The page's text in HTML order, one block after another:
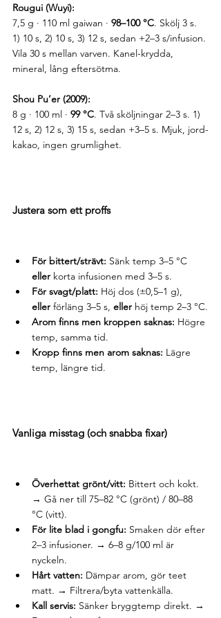
Rougui (Wuyi):
7,5 g · 110 ml gaiwan · 98–100 °C. Skölj 3 s.
1) 10 s, 2) 10 s, 3) 12 s, sedan +2–3 s/infusion.
Vila 30 s mellan varven. Kanel-krydda,
mineral, lång eftersötma.
Shou Pu’er (2009):
8 g · 100 ml · 99 °C. Två sköljningar 2–3 s. 1)
12 s, 2) 12 s, 3) 15 s, sedan +3–5 s. Mjuk, jord-
kakao, ingen grumlighet.
Justera som ett proffs
För bittert/strävt: Sänk temp 3–5 °C
eller korta infusionen med 3–5 s.
För svagt/platt: Höj dos (±0,5–1 g),
eller förläng 3–5 s, eller höj temp 2–3 °C.
Arom finns men kroppen saknas: Högre
temp, samma tid.
Kropp finns men arom saknas: Lägre
temp, längre tid.
Vanliga misstag (och snabba fixar)
Överhettat grönt/vitt: Bittert och kokt.
→ Gå ner till 75–82 °C (grönt) / 80–88
°C (vitt).
För lite blad i gongfu: Smaken dör efter
2–3 infusioner. → 6–8 g/100 ml är
nyckeln.
Hårt vatten: Dämpar arom, gör teet
matt. → Filtrera/byta vattenkälla.
Kall servis: Sänker bryggtemp direkt. →